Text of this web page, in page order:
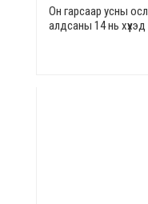
Он гарсаар усны
алдсаны 14 нь